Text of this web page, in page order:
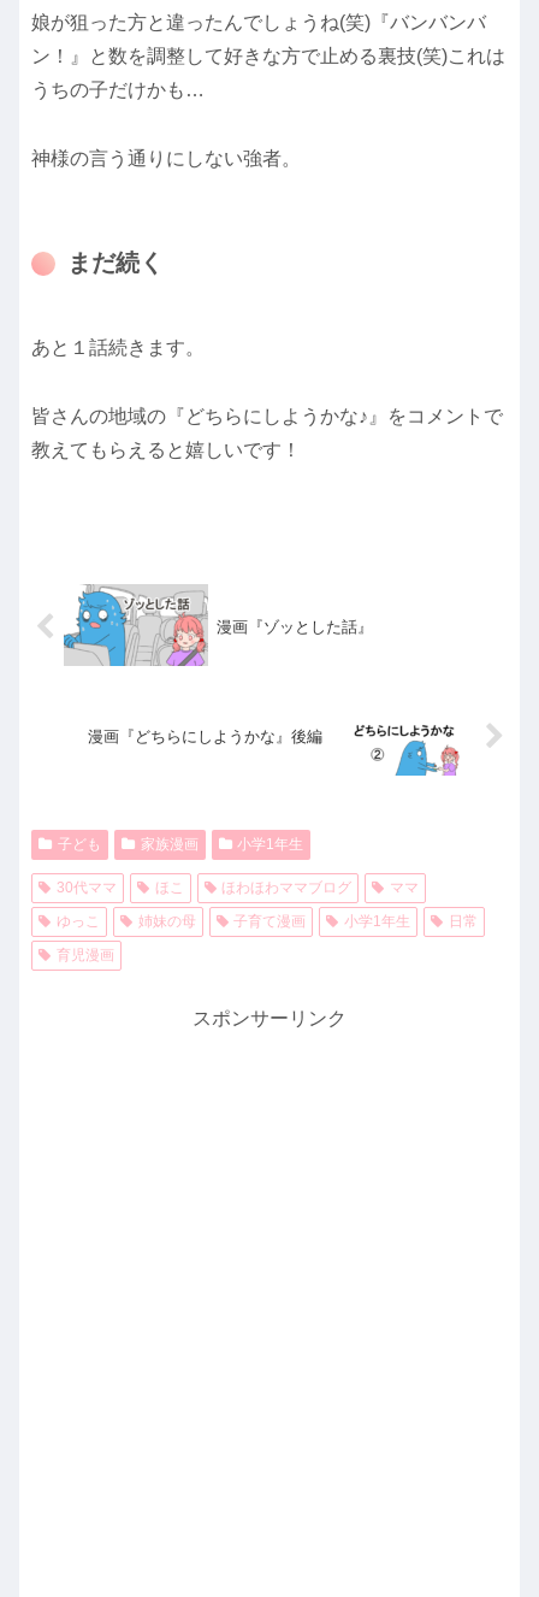
娘が狙った方と違ったんでしょうね(笑)『バンバンバ
ン！』と数を調整して好きな方で止める裏技(笑)これは
うちの子だけかも…
神様の言う通りにしない強者。
まだ続く
あと１話続きます。
皆さんの地域の『どちらにしようかな♪』をコメントで
教えてもらえると嬉しいです！
漫画『ゾッとした話』
漫画『どちらにしようかな』後編
子ども 家族漫画 小学1年生
30代ママ ほこ ほわほわママブログ
ママ
ゆっこ
姉妹の母 子育て漫画 小学1年生
日常
育児漫画
スポンサーリンク